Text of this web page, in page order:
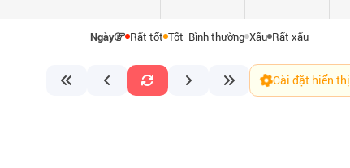
Ngày Rất tốt Tốt Bình thường Xấu Rất xấu
Cài đặt hiển thị